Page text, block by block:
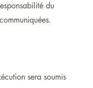
du
sera soumis